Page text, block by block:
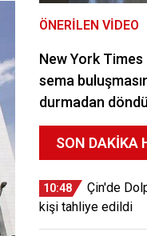
ÖNERILEN VIDEO
New York Times
sema
durmadan
SON DAKIKA
10:48
Çin'de
kişi tahliye edildi